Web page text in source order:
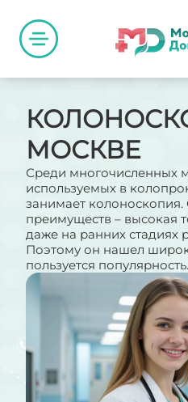
МОСКВЕ
Среди многочисленных
используемых в
занимает
преимуществ – высокая
даже на ранних стадиях
Поэтому он нашел
пользуется популярность.